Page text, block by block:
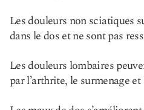
Les douleurs non sciatiques
dans le dos et ne sont pas
Les douleurs lombaires
par l’arthrite, le surmenage